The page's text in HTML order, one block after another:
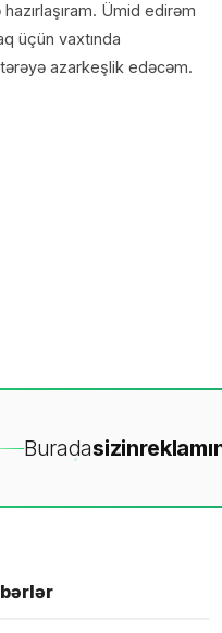
Ümid edirəm
üçün vaxtında
azarkeşlik edəcəm.
Buradasizin